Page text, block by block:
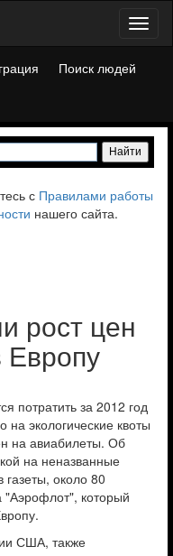
Поиск людей
с Правилами работы
нашего сайта.
рост цен
Европу
потратить за 2012 год
экологические квоты
на авиабилеты. Об
на неназванные
около 80
"Аэрофлот", который
США, также